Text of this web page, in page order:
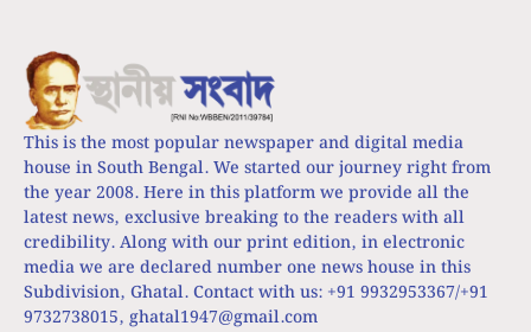
This is the most popular newspaper and digital media
house in South Bengal. We started our journey right from
the year 2008. Here in this platform we provide all the
latest news, exclusive breaking to the readers with all
credibility. Along with our print edition, in electronic
media we are declared number one news house in this
Subdivision, Ghatal. Contact with us: +91 9932953367/+91
9732738015, ghatal1947@gmail.com